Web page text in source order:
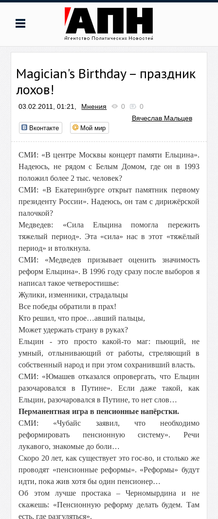
Magician's Birthday – праздник
лохов!
03.02.2011, 01:21, Мнения 0
0
Вячеслав Мальцев
Вконтакте Мой мир
СМИ: «В центре Москвы концерт памяти Ельцина».
Надеюсь, не рядом с Белым Домом, где он в 1993
положил более 2 тыс. человек?
СМИ: «В Екатеринбурге открыт памятник первому
президенту России». Надеюсь, он там с дирижёрской
палочкой?
Медведев: «Сила Ельцина помогла пережить
тяжелый период». Эта «сила» нас в этот «тяжёлый
период» и втолкнула.
СМИ: «Медведев призывает оценить значимость
реформ Ельцина». В 1996 году сразу после выборов я
написал такое четверостишье:
Жулики, изменники, страдальцы
Все победы обратили в прах!
Кто решил, что прое…авший пальцы,
Может удержать страну в руках?
Ельцин - это просто какой-то маг: пьющий, не
умный, отлынивающий от работы, стреляющий в
собственный народ и при этом сохранивший власть.
СМИ: «Юмашев отказался опровергать, что Ельцин
разочаровался в Путине». Если даже такой, как
Ельцин, разочаровался в Путине, то нет слов…
Перманентная игра в пенсионные напёрстки.
СМИ: «Чубайс заявил, что необходимо
реформировать пенсионную систему». Речи
лукавого, знакомые до боли…
Скоро 20 лет, как существует это гос-во, и столько же
проводят «пенсионные реформы». «Реформы» будут
идти, пока жив хотя бы один пенсионер…
Об этом лучше простака – Черномырдина и не
скажешь: «Пенсионную реформу делать будем. Там
есть, где разгуляться».